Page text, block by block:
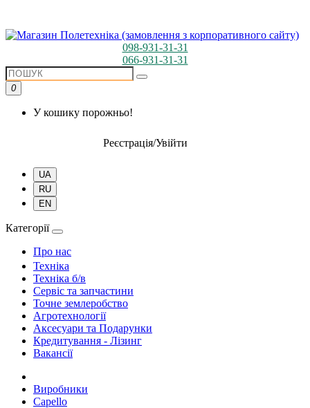
098-931-31-31
066-931-31-31
0
У кошику порожньо!
Реєстрація/Увійти
UA
RU
EN
Категорії
Про нас
Техніка
Техніка б/в
Сервіс та запчастини
Точне землеробство
Агротехнології
Аксесуари та Подарунки
Кредитування - Лізинг
Вакансії
Виробники
Capello